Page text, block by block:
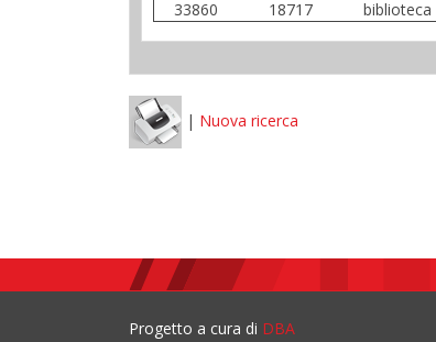
33860 18717 biblioteca
| Nuova ricerca
Progetto a cura di DBA